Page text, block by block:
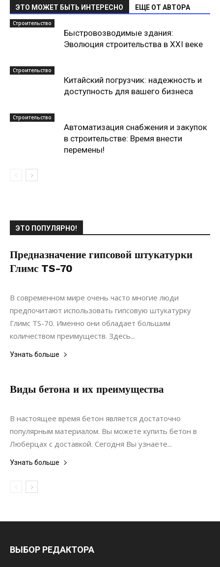
ЭТО МОЖЕТ БЫТЬ ИНТЕРЕСНО ЕЩЕ ОТ АВТОРА
Строительство
Быстровозводимые здания:
Эволюция строительства в XXI веке
Строительство
Китайский погрузчик: надежность и
доступность для вашего бизнеса
Строительство
Автоматизация снабжения и закупок
в строительстве: Время внести
перемены!
ЭТО ПОПУЛЯРНО!
Предназначение гипсовой штукатурки
Глимс TS-70
04.09.2020
В современном мире очень часто многие люди
предпочитают использовать гипсовую штукатурку
Глимс TS-70. Именно они обладает большим
количеством преимуществ. Здесь...
Узнать больше
Виды бетона и их преимущества
31.10.2021
В настоящее время бетон является достаточно
популярным материалом. Вы можете купить бетон в
Люберцах с доставкой. Сегодня Вы узнаете...
Узнать больше
ВЫБОР РЕДАКТОРА